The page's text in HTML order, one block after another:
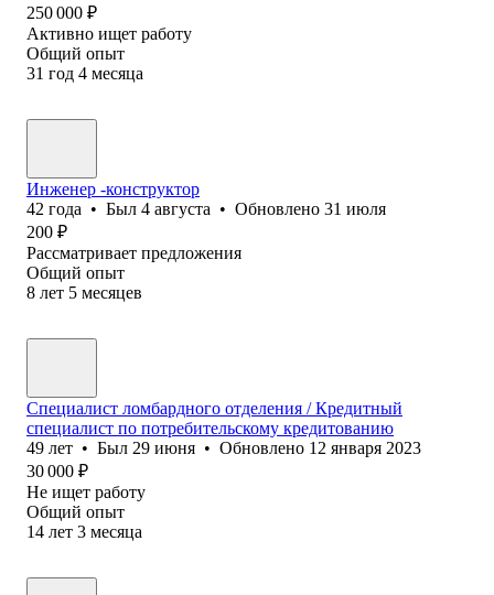
250 000 ₽
Активно ищет работу
Общий опыт
31 год 4 месяца
Инженер -конструктор
42 года • Был 4 августа • Обновлено 31 июля
200 ₽
Рассматривает предложения
Общий опыт
8 лет 5 месяцев
Специалист ломбардного отделения / Кредитный
специалист по потребительскому кредитованию
49 лет • Был 29 июня • Обновлено 12 января 2023
30 000 ₽
Не ищет работу
Общий опыт
14 лет 3 месяца